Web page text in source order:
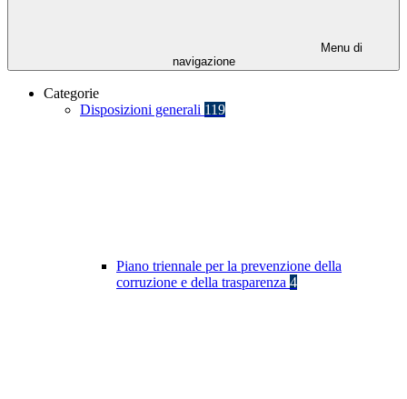
Menu di
navigazione
Categorie
Disposizioni generali 119
Piano triennale per la prevenzione della
corruzione e della trasparenza 4